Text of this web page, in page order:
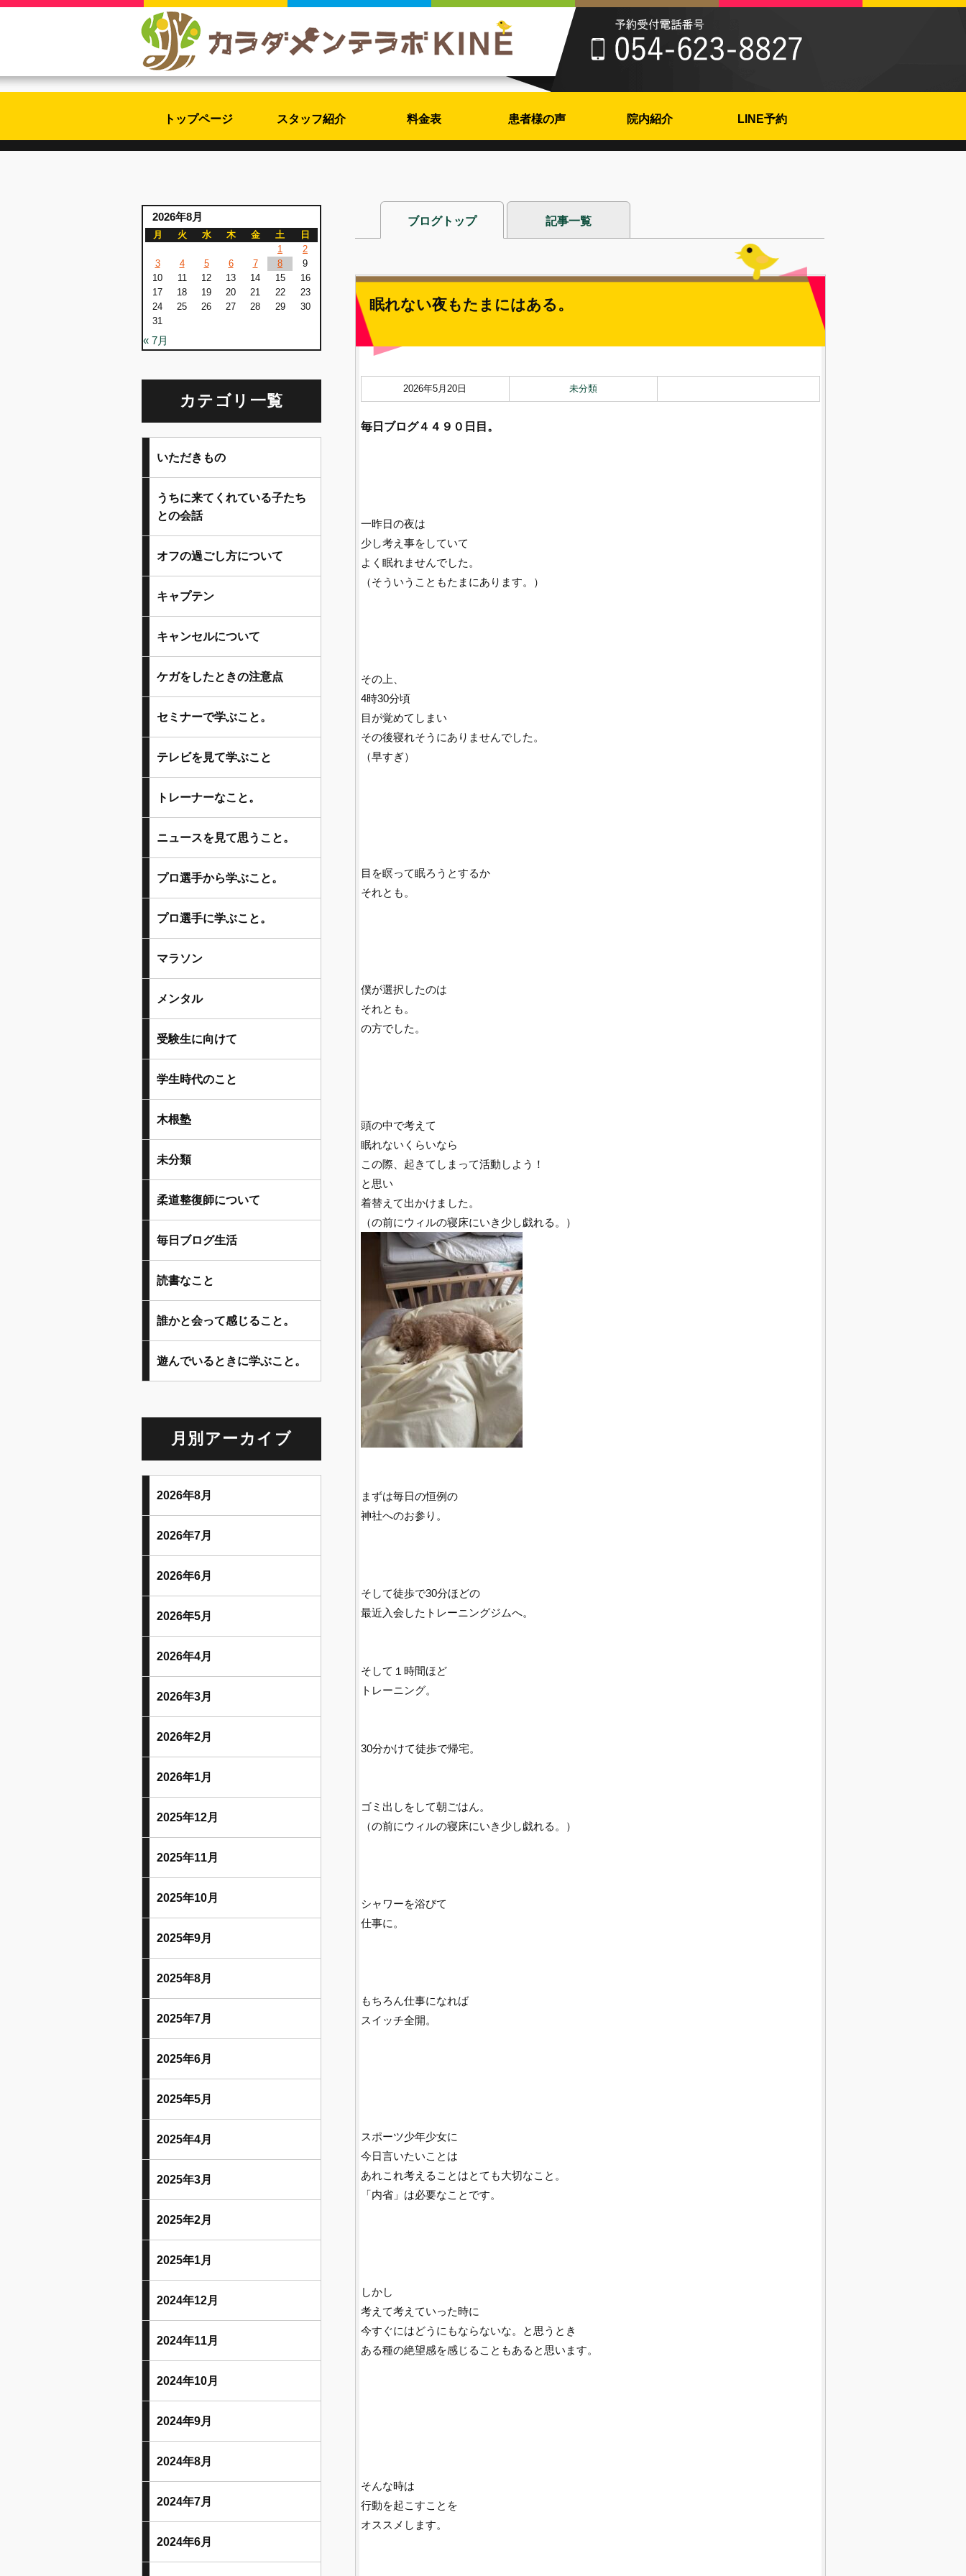
トップページ スタッフ紹介 料金表 患者様の声 院内紹介 LINE予約
ブログトップ 記事一覧
眠れない夜もたまにはある。
2026年5月20日 未分類
毎日ブログ４４９０ 日目。
一昨日の夜は
少し考え事をしていて
よく眠れませんでした。
（そういうこともたまにあります。）
その上、
4時30分頃
目が覚めてしまい
その後寝れそうにありませんでした。
（早すぎ）
目を瞑って眠ろうとするか
それとも。
僕が選択したのは
それとも。
の方でした。
頭の中で考えて
眠れないくらいなら
この際、起きてしまって活動しよう！
と思い
着替えて出かけました。
（の前にウィルの寝床にいき少し戯れる。）
まずは毎日の恒例の
神社へのお参り。
そして徒歩で30分ほどの
最近入会したトレーニングジムへ。
そして１時間ほど
トレーニング。
30分かけて徒歩で帰宅。
ゴミ出しをして朝ごはん。
（の前にウィルの寝床にいき少し戯れる。）
シャワーを浴びて
仕事に。
もちろん仕事になれば
スイッチ全開。
スポーツ少年少女に
今日言いたいことは
あれこれ考えることはとても大切なこと。
「内省」は必要なことです。
しかし
考えて考えていった時に
今すぐにはどうにもならないな。と思うとき
ある種の絶望感を感じることもあると思います。
そんな時は
行動を起こすことを
オススメします。
2026年8月
月 火 水 木 金 土
日
1
2
3
4 5 6 7 8
9
10
11 12 13 14 15
16
17
18 19 20 21 22
23
24
25 26 27 28 29
30
31
« 7月
カテゴリ一覧
いただきもの
うちに来てくれている子たち
との会話
オフの過ごし方について
キャプテン
キャンセルについて
ケガをしたときの注意点
セミナーで学ぶこと。
テレビを見て学ぶこと
トレーナーなこと。
ニュースを見て思うこと。
プロ選手から学ぶこと。
プロ選手に学ぶこと。
マラソン
メンタル
受験生に向けて
学生時代のこと
木根塾
未分類
柔道整復師について
毎日ブログ生活
読書なこと
誰かと会って感じること。
遊んでいるときに学ぶこと。
月別アーカイブ
2026年8月
2026年7月
2026年6月
2026年5月
2026年4月
2026年3月
2026年2月
2026年1月
2025年12月
2025年11月
2025年10月
2025年9月
2025年8月
2025年7月
2025年6月
2025年5月
2025年4月
2025年3月
2025年2月
2025年1月
2024年12月
2024年11月
2024年10月
2024年9月
2024年8月
2024年7月
2024年6月